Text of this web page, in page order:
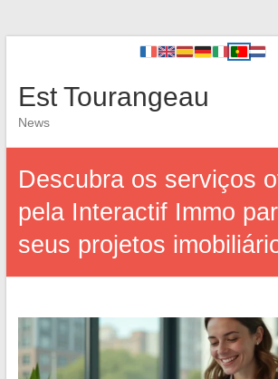
Est Tourangeau
News
Descubra os serviços
pela Interactif Immo
seus projetos